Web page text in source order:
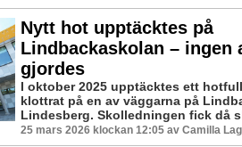
Nytt hot upptäcktes på
Lindbackaskolan – ingen
gjordes
I oktober 2025 upptäcktes ett
klottrat på en av väggarna på
Lindesberg. Skolledningen fick då
25 mars 2026 klockan 12:05 av Camilla